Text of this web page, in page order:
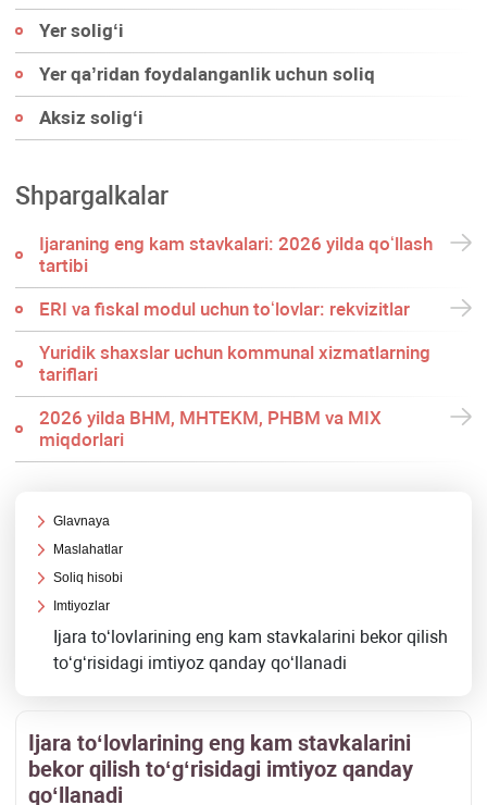
Yer soligʻi
Yer qa’ridan foydalanganlik uchun soliq
Aksiz soligʻi
Shpargalkalar
Ijaraning eng kam stavkalari: 2026 yilda qoʻllash
tartibi
ERI va fiskal modul uchun toʻlovlar: rekvizitlar
Yuridik shaхslar uchun kommunal хizmatlarning
tariflari
2026 yilda BHM, MHTEKM, PHBM va MIX
miqdorlari
Glavnaya
Maslahatlar
Soliq hisobi
Imtiyozlar
Ijara toʻlovlarining eng kam stavkalarini bekor qilish
toʻgʻrisidagi imtiyoz qanday qoʻllanadi
Ijara toʻlovlarining eng kam stavkalarini
bekor qilish toʻgʻrisidagi imtiyoz qanday
qoʻllanadi